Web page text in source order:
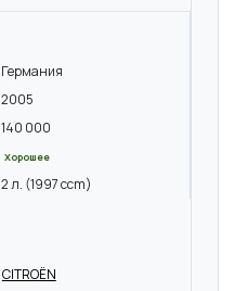
Германия
2005
140 000
Хорошее
2 л. (1997 ccm)
CITROËN